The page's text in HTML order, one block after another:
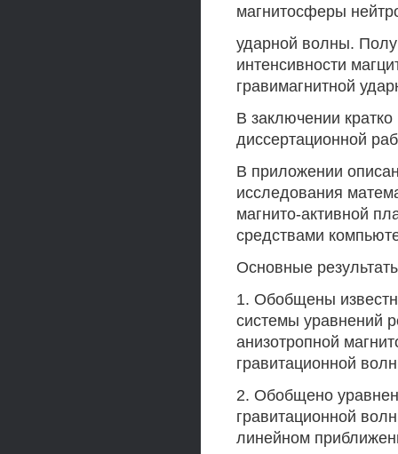
магнитосферы
ударной волны.
интенсивности
гравимагнитной
В заключении
диссертационной
В приложении
исследования
магнито-активной
средствами
Основные
1. Обобщены
системы уравнений
анизотропной
гравитационной
2. Обобщено
гравитационной
линейном